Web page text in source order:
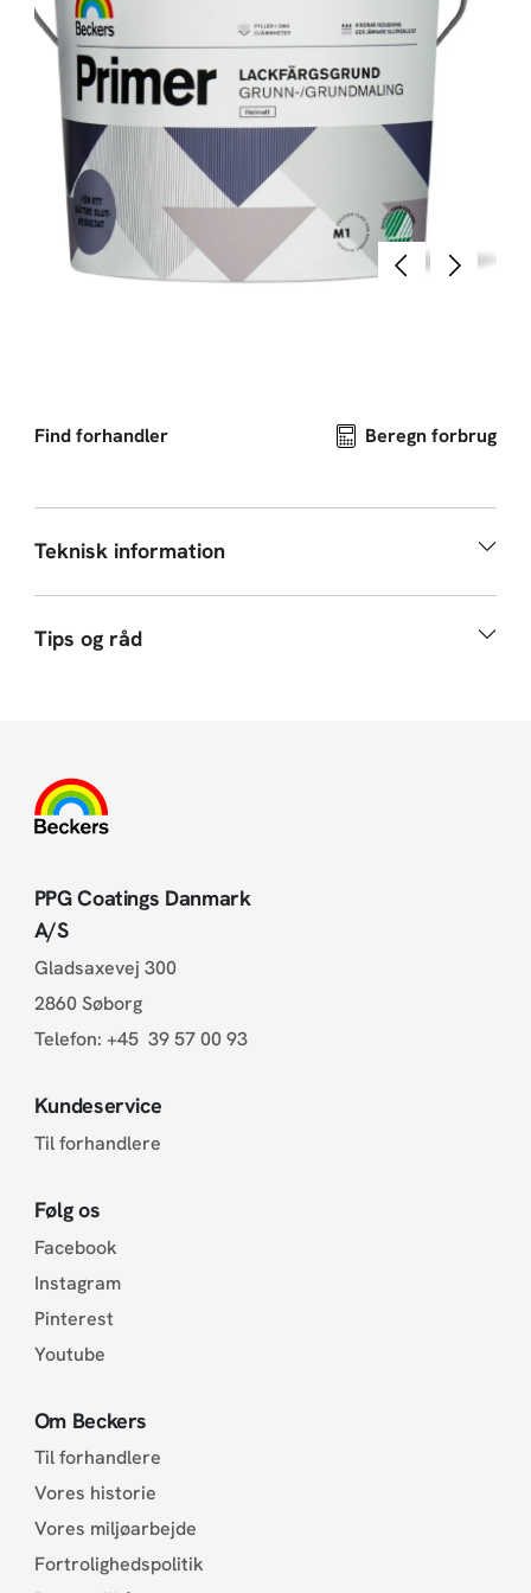
ForrigeNæste
Find forhandler Beregn forbrug
Teknisk information
Tips og råd
PPG Coatings Danmark
A/S
Gladsaxevej 300
2860 Søborg
Telefon: +45 39 57 00 93
Kundeservice
Til forhandlere
Følg os
Facebook
Instagram
Pinterest
Youtube
Om Beckers
Til forhandlere
Vores historie
Vores miljøarbejde
Fortrolighedspolitik